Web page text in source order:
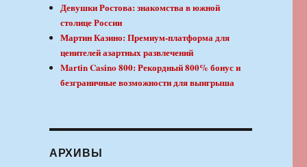
Девушки Ростова: знакомства в южной
столице России
Мартин Казино: Премиум-платформа для
ценителей азартных развлечений
Martin Casino 800: Рекордный 800% бонус и
безграничные возможности для выигрыша
АРХИВЫ